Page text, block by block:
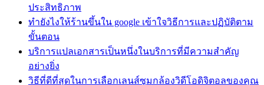
ประสิทธิภาพ
ทํายังไงให้ร้านขึ้นใน google เข้าใจวิธีการและปฏิบัติตาม
ขั้นตอน
บริการแปลเอกสารเป็นหนึ่งในบริการที่มีความสำคัญ
อย่างยิ่ง
วิธีที่ดีที่สุดในการเลือกเลนส์ซูมกล้องวิดีโอดิจิตอลของคุณ